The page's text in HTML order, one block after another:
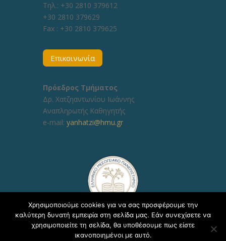
Τηλ.: +30 2810 379612
+30 2810 379629
Fax : +30 2810 379625
Επικοινωνία
Πρόεδρος Τμήματος
Δρ. Χατζηαντωνίου Ιωάννης
Αναπληρωτής Καθηγητής
e-mail: yanhatzi@hmu.gr
Χρησιμοποιούμε cookies για να σας προσφέρουμε την
καλύτερη δυνατή εμπειρία στη σελίδα μας. Εάν συνεχίσετε να
χρησιμοποιείτε τη σελίδα, θα υποθέσουμε πως είστε
ικανοποιημένοι με αυτό.